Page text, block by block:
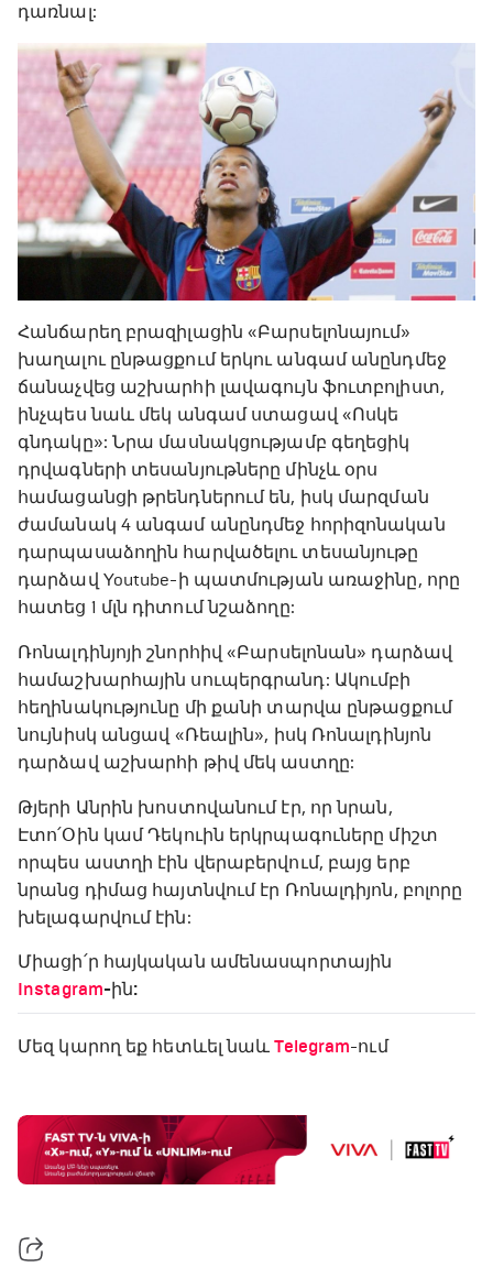
դառնալ:
Հանճարեղ բրազիլացին «Բարսելոնայում»
խաղալու ընթացքում երկու անգամ անընդմեջ
ճանաչվեց աշխարհի լավագույն ֆուտբոլիստ,
ինչպես նաև մեկ անգամ ստացավ «Ոսկե
գնդակը»: Նրա մասնակցությամբ գեղեցիկ
դրվագների տեսանյութները մինչև օրս
համացանցի թրենդներում են, իսկ մարզման
ժամանակ 4 անգամ անընդմեջ հորիզոնական
դարպասաձողին հարվածելու տեսանյութը
դարձավ Youtube-ի պատմության առաջինը, որը
հատեց 1 մլն դիտում նշաձողը:
Ռոնալդինյոյի շնորհիվ «Բարսելոնան» դարձավ
համաշխարհային սուպերգրանդ: Ակումբի
հեղինակությունը մի քանի տարվա ընթացքում
նույնիսկ անցավ «Ռեալին», իսկ Ռոնալդինյոն
դարձավ աշխարհի թիվ մեկ աստղը:
Թյերի Անրին խոստովանում էր, որ նրան,
Էտո՛Օին կամ Դեկուին երկրպագուները միշտ
որպես աստղի էին վերաբերվում, բայց երբ
նրանց դիմաց հայտնվում էր Ռոնալդիյոն, բոլորը
խելագարվում էին:
Միացի՛ր հայկական ամենասպորտային
Instagram-ին:
Մեզ կարող եք հետևել նաև Telegram-ում